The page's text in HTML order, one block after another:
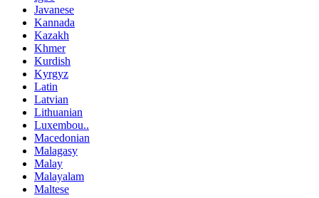
Javanese
Kannada
Kazakh
Khmer
Kurdish
Kyrgyz
Latin
Latvian
Lithuanian
Luxembou..
Macedonian
Malagasy
Malay
Malayalam
Maltese